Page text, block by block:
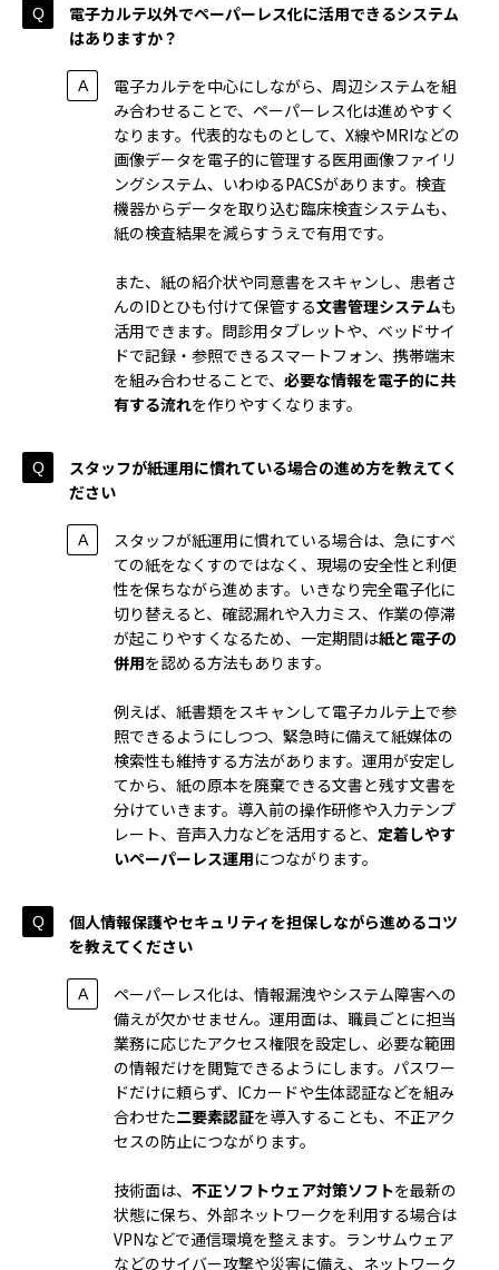
電子カルテ以外でペーパーレス化に活用できるシステム
はありますか？
電子カルテを中心にしながら、周辺システムを組
み合わせることで、ペーパーレス化は進めやすく
なります。代表的なものとして、X線やMRIなどの
画像データを電子的に管理する医用画像ファイリ
ングシステム、いわゆるPACSがあります。検査
機器からデータを取り込む臨床検査システムも、
紙の検査結果を減らすうえで有用です。
また、紙の紹介状や同意書をスキャンし、患者さ
んのIDとひも付けて保管する文書管理システムも
活用できます。問診用タブレットや、ベッドサイ
ドで記録・参照できるスマートフォン、携帯端末
を組み合わせることで、 必要な情報を電子的に共
有する流れを作りやすくなります。
スタッフが紙運用に慣れている場合の進め方を教えてく
ださい
スタッフが紙運用に慣れている場合は、急にすべ
ての紙をなくすのではなく、現場の安全性と利便
性を保ちながら進めます。いきなり完全電子化に
切り替えると、確認漏れや入力ミス、作業の停滞
が起こりやすくなるため、一定期間は紙と電子の
併用を認める方法もあります。
例えば、紙書類をスキャンして電子カルテ上で参
照できるようにしつつ、緊急時に備えて紙媒体の
検索性も維持する方法があります。運用が安定し
てから、紙の原本を廃棄できる文書と残す文書を
分けていきます。導入前の操作研修や入力テンプ
レート、音声入力などを活用すると、 定着しやす
いペーパーレス運用につながります。
個人情報保護やセキュリティを担保しながら進めるコツ
を教えてください
ペーパーレス化は、情報漏洩やシステム障害への
備えが欠かせません。運用面は、職員ごとに担当
業務に応じたアクセス権限を設定し、必要な範囲
の情報だけを閲覧できるようにします。パスワー
ドだけに頼らず、ICカードや生体認証などを組み
合わせた二要素認証を導入することも、不正アク
セスの防止につながります。
技術面は、 不正ソフトウェア対策ソフトを最新の
状態に保ち、外部ネットワークを利用する場合は
VPNなどで通信環境を整えます。ランサムウェア
などのサイバー攻撃や災害に備え、ネットワーク